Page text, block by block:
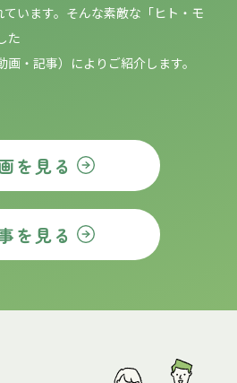
います。そんな素敵な「ヒト・モ
た
・記事）によりご紹介します。
を見る
を見る